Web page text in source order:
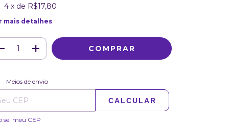
4 x de R$17,80
mais detalhes
para o CEP:
Meios de envio
CALCULAR
sei meu CEP